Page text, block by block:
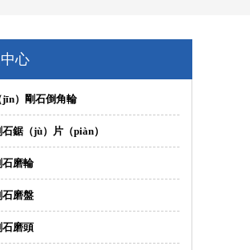
心
jīn）剛石倒角輪
鋸（jù）片（piàn）
石磨輪
石磨盤
石磨頭